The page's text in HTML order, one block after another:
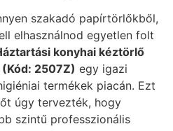
szakadó papírtörlőkből,
elhasználnod egyetlen folt
konyhai kéztörlő
2507Z) egy igazi
termékek piacán. Ezt
úgy tervezték, hogy
szintű professzionális